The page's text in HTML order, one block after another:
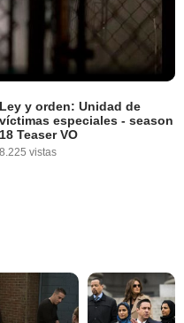
Ley y orden: Unidad de
víctimas especiales - season
18 Teaser VO
8.225 vistas